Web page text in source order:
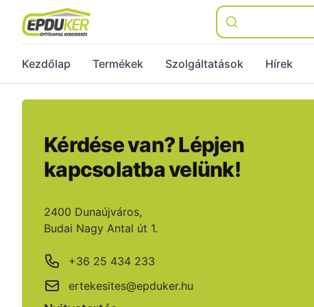
Épduker
Kezdőlap Termékek Szolgáltatások Hírek
Kérdése van? Lépjen
kapcsolatba velünk!
Cím
2400 Dunaújváros,
Budai Nagy Antal út 1.
Phone number
+36 25 434 233
Emailertekesites@epduker.hu